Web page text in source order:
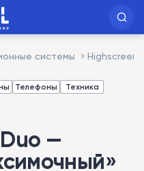
системы Highscreen
Телефоны Техника
—